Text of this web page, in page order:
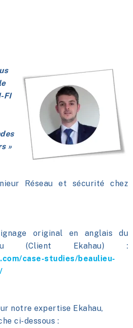
FI
»
Réseau et sécurité chez
original en anglais du
(Client Ekahau) :
case-studies/beaulieu-
notre expertise Ekahau,
ci-dessous :